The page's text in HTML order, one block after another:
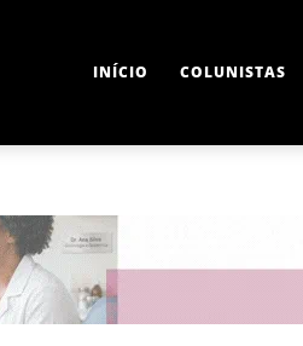
INÍCIO COLUNISTAS